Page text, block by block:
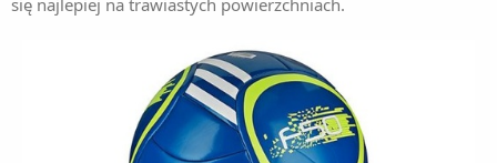
się najlepiej na trawiastych powierzchniach.